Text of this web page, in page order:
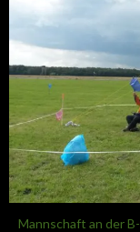
Mannschaft an der